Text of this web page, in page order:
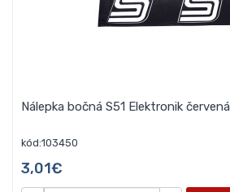
Nálepka bočná S51 Elektronik červená
kód:103450
3,01€